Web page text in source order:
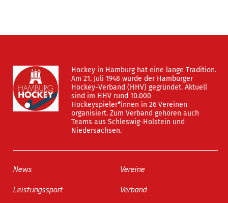
Hockey in Hamburg hat eine lange Tradition.
Am 21. Juli 1948 wurde der Hamburger
Hockey-Verband (HHV) gegründet. Aktuell
sind im HHV rund 10.000
Hockeyspieler*innen in 26 Vereinen
organisiert. Zum Verband gehören auch
Teams aus Schleswig-Holstein und
Niedersachsen.
News
Leistungssport
Vereine
Verband